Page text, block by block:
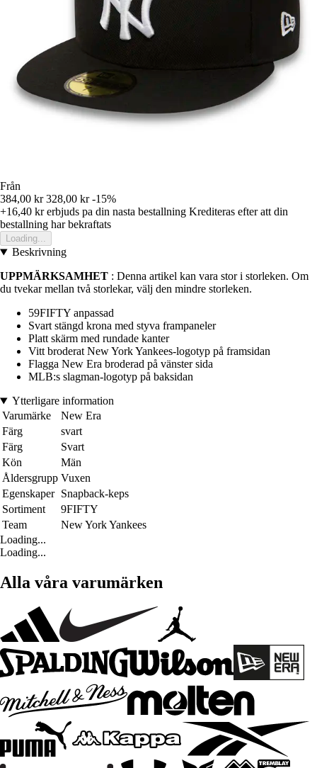
Från
384,00 kr 328,00 kr -15%
+16,40 krerbjuds pa din nasta bestallning Krediteras efter att din
bestallning har bekraftats
Loading...
Beskrivning
UPPMÄRKSAMHET : Denna artikel kan vara stor i storleken. Om
du tvekar mellan två storlekar, välj den mindre storleken.
59FIFTY anpassad
Svart stängd krona med styva frampaneler
Platt skärm med rundade kanter
Vitt broderat New York Yankees-logotyp på framsidan
Flagga New Era broderad på vänster sida
MLB:s slagman-logotyp på baksidan
Ytterligare information
Varumärke
New Era
Färg
svart
Färg
Svart
Kön
Män
Åldersgrupp Vuxen
Egenskaper Snapback-keps
Sortiment
9FIFTY
Team
New York Yankees
Loading...
Loading...
Alla våra varumärken